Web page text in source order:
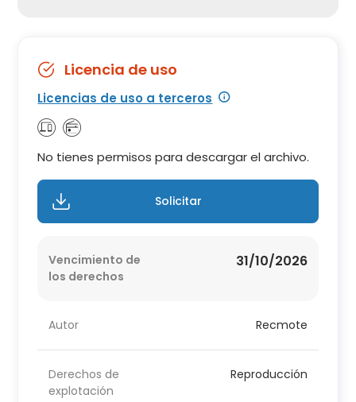
Licencia de uso
Licencias de uso a terceros
No tienes permisos para descargar el archivo.
Solicitar
Vencimiento de
los derechos
31/10/2026
Autor Recmote
Derechos de
explotación
Reproducción